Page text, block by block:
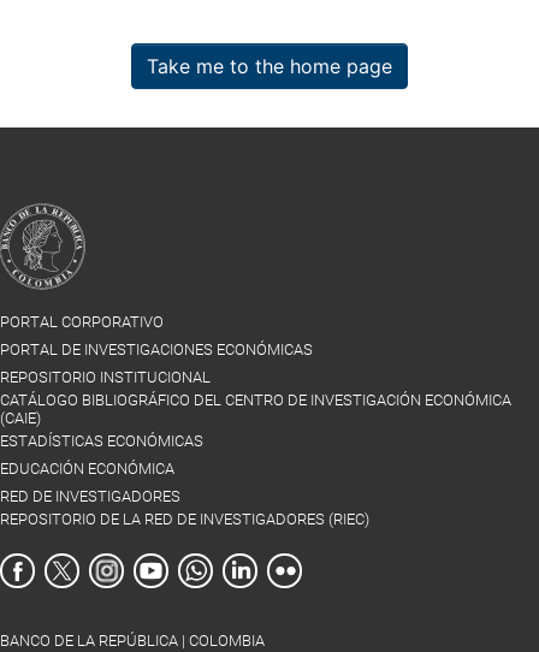
Take me to the home page
PORTAL CORPORATIVO
PORTAL DE INVESTIGACIONES ECONÓMICAS
REPOSITORIO INSTITUCIONAL
CATÁLOGO BIBLIOGRÁFICO DEL CENTRO DE INVESTIGACIÓN ECONÓMICA
(CAIE)
ESTADÍSTICAS ECONÓMICAS
EDUCACIÓN ECONÓMICA
RED DE INVESTIGADORES
REPOSITORIO DE LA RED DE INVESTIGADORES (RIEC)
BANCO DE LA REPÚBLICA | COLOMBIA